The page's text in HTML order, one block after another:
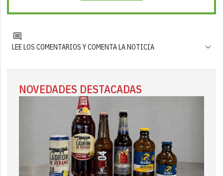
LEE LOS COMENTARIOS Y COMENTA LA NOTICIA
NOVEDADES DESTACADAS